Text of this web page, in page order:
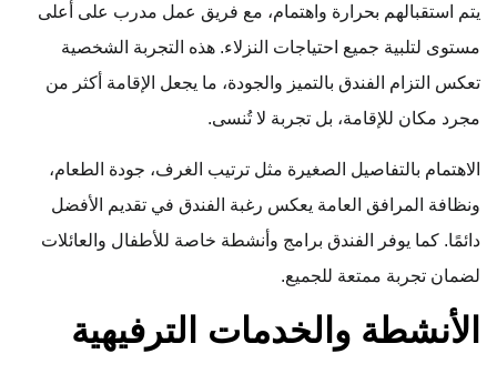
يتم استقبالهم بحرارة واهتمام، مع فريق عمل مدرب على أعلى
مستوى لتلبية جميع احتياجات النزلاء. هذه التجربة الشخصية
تعكس التزام الفندق بالتميز والجودة، ما يجعل الإقامة أكثر من
مجرد مكان للإقامة، بل تجربة لا تُنسى.
الاهتمام بالتفاصيل الصغيرة مثل ترتيب الغرف، جودة الطعام،
ونظافة المرافق العامة يعكس رغبة الفندق في تقديم الأفضل
دائمًا. كما يوفر الفندق برامج وأنشطة خاصة للأطفال والعائلات
لضمان تجربة ممتعة للجميع.
الأنشطة والخدمات الترفيهية